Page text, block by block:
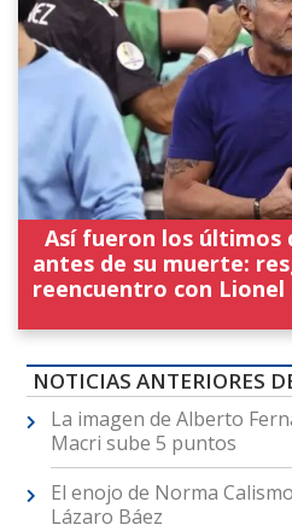
Así fueron los últimos
antes de su muerte:
reencuentro con Lionel
NOTICIAS ANTERIORES
La imagen de Alberto
Macri sube 5 puntos
El enojo de Norma
Lázaro Báez